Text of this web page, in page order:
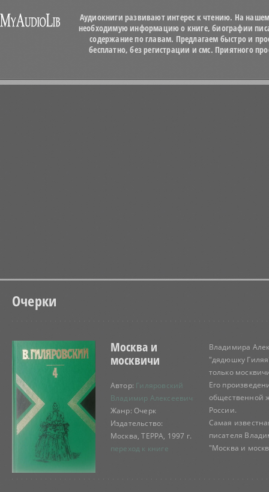
Аудиокниги развивают интерес к чтению. На
необходимую информацию о книге, биографии
содержание по главам. Предлагаем быстро и
бесплатно, без регистрации и смс. Приятного
Очерки
Москва и
москвичи
Автор: Гиляровский
Владимир Алексеевич
Жанр: Очерк
Издательство:
Москва, ТЕРРА, 1997 г.
переход к книге
Владимира
"дядюшку
только
Его
общественной
России.
Самая
писателя
"Москва и